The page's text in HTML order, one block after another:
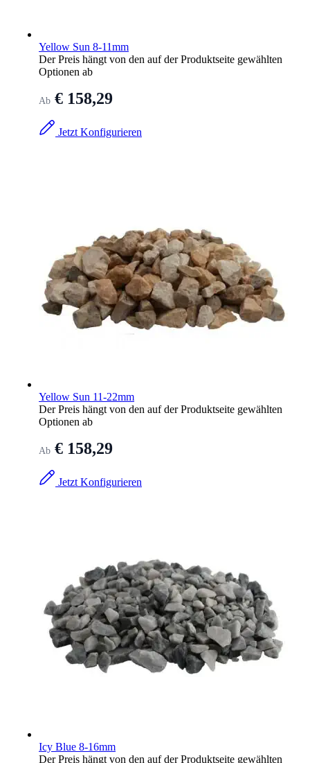
Yellow Sun 8-11mm
Der Preis hängt von den auf der Produktseite gewählten
Optionen ab
Ab € 158,29
Jetzt Konfigurieren
Yellow Sun 11-22mm
Der Preis hängt von den auf der Produktseite gewählten
Optionen ab
Ab € 158,29
Jetzt Konfigurieren
Icy Blue 8-16mm
Der Preis hängt von den auf der Produktseite gewählten